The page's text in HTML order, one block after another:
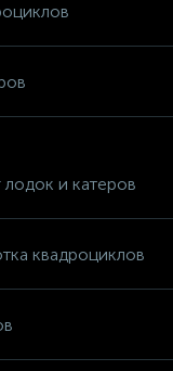
и катеров
квадроциклов